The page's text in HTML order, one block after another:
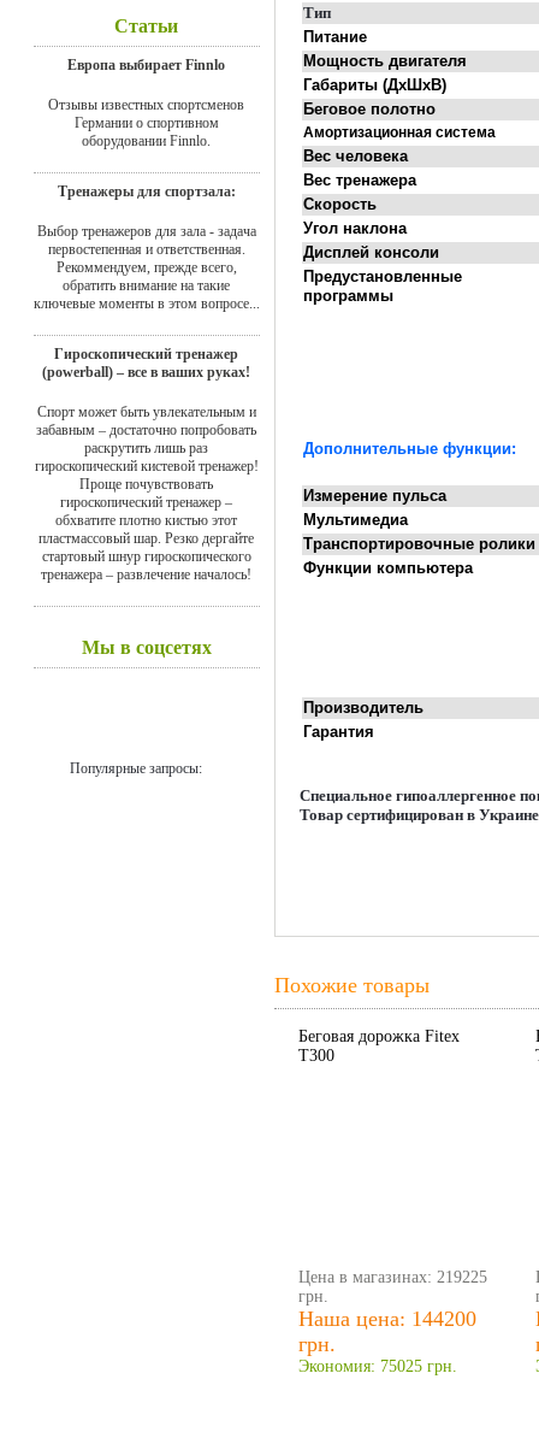
Статьи
Европа выбирает Finnlo
Отзывы известных спортсменов
Германии о спортивном
оборудовании Finnlo.
Тренажеры для спортзала:
Выбор тренажеров для зала - задача
первостепенная и ответственная.
Рекоммендуем, прежде всего,
обратить внимание на такие
ключевые моменты в этом вопросе...
Гироскопический тренажер
(powerball) – все в ваших руках!
Спорт может быть увлекательным и
забавным – достаточно попробовать
раскрутить лишь раз
гироскопический кистевой тренажер!
Проще почувствовать
гироскопический тренажер –
обхватите плотно кистью этот
пластмассовый шар. Резко дергайте
стартовый шнур гироскопического
тренажера – развлечение началось!
Мы в соцсетях
Популярные запросы:
Тип
Питание
Мощность двигателя
Габариты (ДхШхВ)
Беговое полотно
Амортизационная система
Вес человека
Вес тренажера
Скорость
Угол наклона
Дисплей консоли
Предустановленные
программы
Дополнительные функции:
Измерение пульса
Мультимедиа
Транспортировочные ролики
Функции компьютера
Производитель
Гарантия
Специальное гипоаллергенное
Товар сертифицирован в
Похожие товары
Беговая дорожка Fitex
T300
Цена в магазинах: 219225
грн.
Наша цена: 144200
грн.
Экономия: 75025 грн.